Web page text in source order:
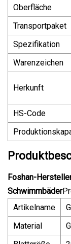
Oberfläche
Transportpaket
Spezifikation
Warenzeichen
Herkunft
HS-Code
Foshan-
Schwimmbäder
Artikelname
Material